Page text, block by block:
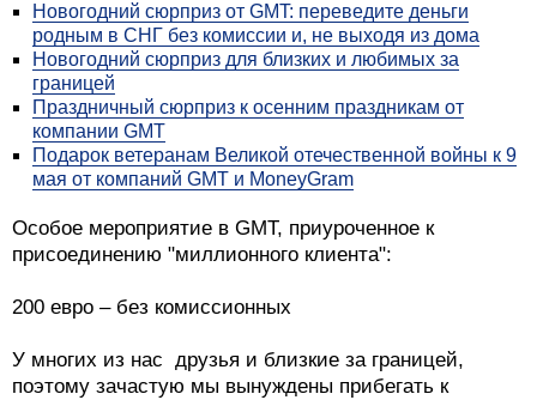
Новогодний сюрприз от GMT: переведите деньги
родным в СНГ без комиссии и, не выходя из дома
Новогодний сюрприз для близких и любимых за
границей
Праздничный сюрприз к осенним праздникам от
компании GMT
Подарок ветеранам Великой отечественной войны к 9
мая от компаний GMT и MoneyGram
Особое мероприятие в GMT, приуроченное к
присоединению "миллионного клиента":
200 евро – без комиссионных
У многих из нас друзья и близкие за границей,
поэтому зачастую мы вынуждены прибегать к